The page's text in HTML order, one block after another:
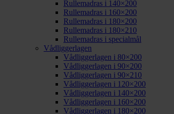
Rullemadras i 140×200
Rullemadras i 160×200
Rullemadras i 180×200
Rullemadras i 180×210
Rullemadras i specialmål
Vådliggerlagen
Vådliggerlagen i 80×200
Vådliggerlagen i 90×200
Vådliggerlagen i 90×210
Vådliggerlagen i 120×200
Vådliggerlagen i 140×200
Vådliggerlagen i 160×200
Vådliggerlagen i 180×200